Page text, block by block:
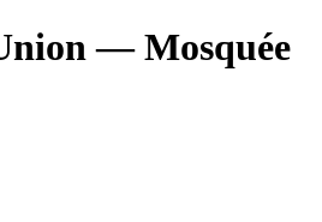
— Mosquée